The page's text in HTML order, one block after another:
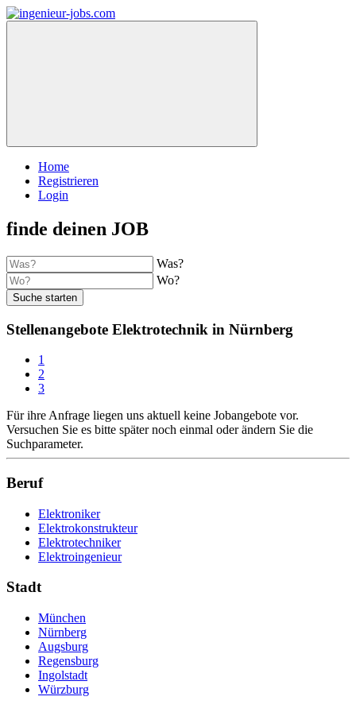
Home
Registrieren
Login
finde deinen JOB
Was?
Wo?
Suche starten
Stellenangebote Elektrotechnik in Nürnberg
1
2
3
Für ihre Anfrage liegen uns aktuell keine Jobangebote vor.
Versuchen Sie es bitte später noch einmal oder ändern Sie die
Suchparameter.
Beruf
Elektroniker
Elektrokonstrukteur
Elektrotechniker
Elektroingenieur
Stadt
München
Nürnberg
Augsburg
Regensburg
Ingolstadt
Würzburg